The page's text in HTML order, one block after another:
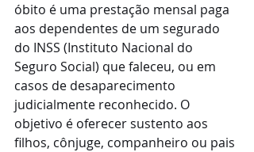
óbito é uma prestação mensal paga
aos dependentes de um segurado
do INSS (Instituto Nacional do
Seguro Social) que faleceu, ou em
casos de desaparecimento
judicialmente reconhecido. O
objetivo é oferecer sustento aos
filhos, cônjuge, companheiro ou pais